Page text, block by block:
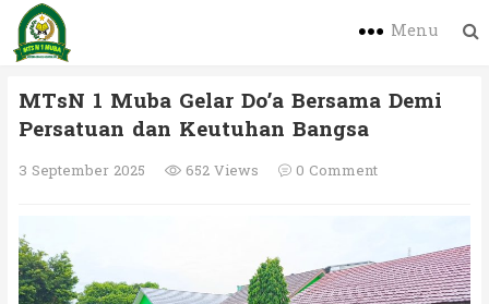
Menu
MTsN 1 Muba Gelar Do’a Bersama Demi
Persatuan dan Keutuhan Bangsa
3 September 2025 652 Views 0 Comment